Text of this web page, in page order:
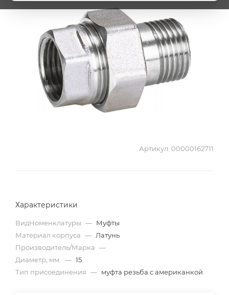
Артикул: 00000162711
Характеристики
ВидНоменклатуры — Муфты
Материал корпуса — Латунь
Производитель/Марка —
Диаметр, мм.
— 15
Тип присоединения — муфта резьба с американкой